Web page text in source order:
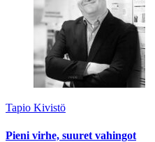
Tapio Kivistö
Pieni virhe, suuret vahingot